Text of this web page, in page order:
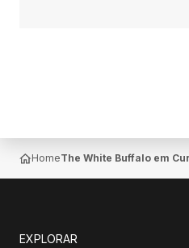
HomeThe White Buffalo em
EXPLORAR